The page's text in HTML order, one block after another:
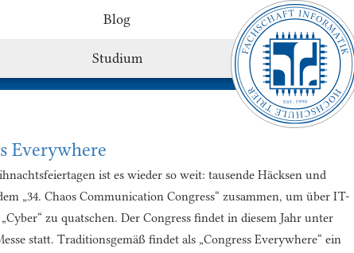
Blog
Studium
Everywhere
ist es wieder so weit: tausende Häcksen und
„34. Chaos Communication Congress“ zusammen, um über IT-
zu quatschen. Der Congress findet in diesem Jahr unter
statt. Traditionsgemäß findet als „Congress Everywhere“ ein